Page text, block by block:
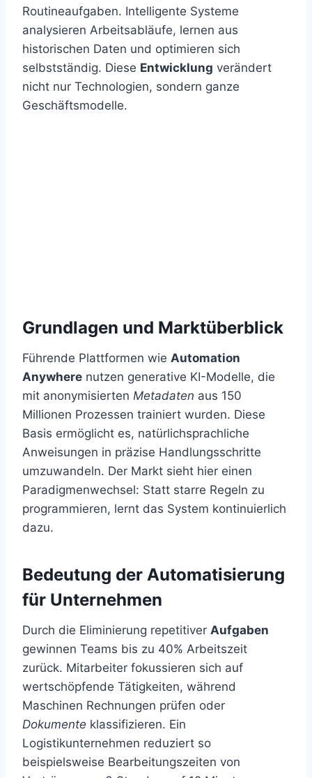
Routineaufgaben. Intelligente Systeme
analysieren Arbeitsabläufe, lernen aus
historischen Daten und optimieren sich
selbstständig. Diese Entwicklung verändert
nicht nur Technologien, sondern ganze
Geschäftsmodelle.
Grundlagen und Marktüberblick
Führende Plattformen wie Automation
Anywhere nutzen generative KI-Modelle, die
mit anonymisierten Metadaten aus 150
Millionen Prozessen trainiert wurden. Diese
Basis ermöglicht es, natürlichsprachliche
Anweisungen in präzise Handlungsschritte
umzuwandeln. Der Markt sieht hier einen
Paradigmenwechsel: Statt starre Regeln zu
programmieren, lernt das System kontinuierlich
dazu.
Bedeutung der Automatisierung
für Unternehmen
Durch die Eliminierung repetitiver Aufgaben
gewinnen Teams bis zu 40% Arbeitszeit
zurück. Mitarbeiter fokussieren sich auf
wertschöpfende Tätigkeiten, während
Maschinen Rechnungen prüfen oder
Dokumente klassifizieren. Ein
Logistikunternehmen reduziert so
beispielsweise Bearbeitungszeiten von